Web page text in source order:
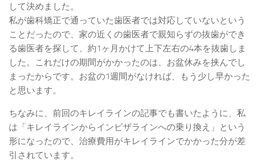
して決めました。
私が歯科矯正で通っていた歯医者では対応していないという
ことだったので、家の近くの歯医者で親知らずの抜歯ができ
る歯医者を探して、約1ヶ月かけて上下左右の4本を抜歯しま
した。これだけの期間がかかったのは、お盆休みを挟んでし
まったからです。お盆の1週間がなければ、もう少し早かった
と思います。
ちなみに、前回のキレイラインの記事でも書いたように、私
は「キレイラインからインビザラインへの乗り換え」という
形になったので、治療費用がキレイラインでかかった分が差
引されています。